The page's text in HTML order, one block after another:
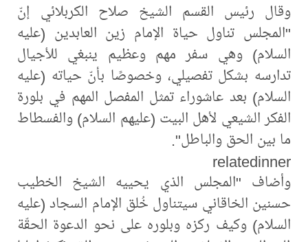
وقال رئيس القسم الشيخ صلاح الكربلائي إنّ
"المجلس تناول حياة الإمام زين العابدين (عليه
السلام) وهي سفر مهم وعظيم ينبغي للأجيال
تدارسه بشكل تفصيلي، وخصوصًا بأنّ حياته (عليه
السلام) بعد عاشوراء تمثل المفصل المهم في بلورة
الفكر الشيعي لأهل البيت (عليهم السلام) والفسطاط
ما بين الحق والباطل".
relatedinner
وأضاف "المجلس الذي يحييه الشيخ الخطيب
حسنين الخاقاني سيتناول خُلق الإمام السجاد (عليه
السلام) وكيف ركزه وبلوره على نحو الدعوة الحقّة